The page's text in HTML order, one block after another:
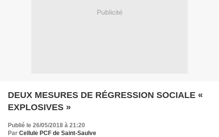
Publicité
DEUX MESURES DE RÉGRESSION SOCIALE «
EXPLOSIVES »
Publié le 26/05/2018 à 21:20
Par Cellule PCF de Saint-Saulve